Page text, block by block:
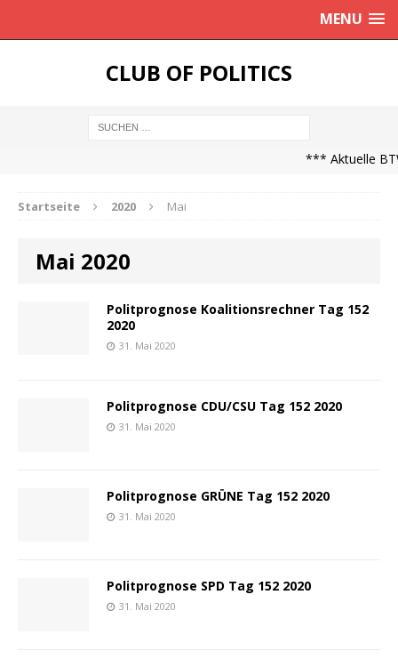
MENU
CLUB OF POLITICS
*** Aktuelle
Startseite 2020 Mai
Mai 2020
Politprognose Koalitionsrechner Tag 152
2020
31. Mai 2020
Politprognose CDU/CSU Tag 152 2020
31. Mai 2020
Politprognose GRÜNE Tag 152 2020
31. Mai 2020
Politprognose SPD Tag 152 2020
31. Mai 2020